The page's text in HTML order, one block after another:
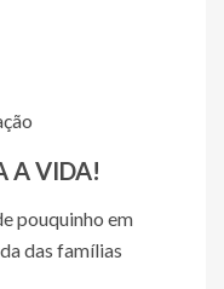
A VIDA!
pouquinho em
das famílias